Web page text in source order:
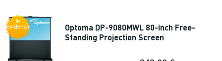
In
evidenza
Optoma DP-9080MWL 80-inch Free-
Standing Projection Screen